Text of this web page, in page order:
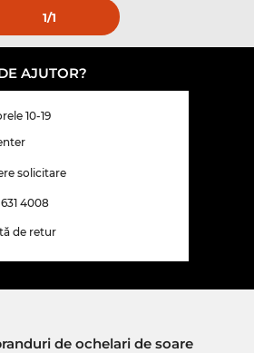
1/1
AJUTOR?
10-19
solicitare
4008
de retur
de ochelari de soare